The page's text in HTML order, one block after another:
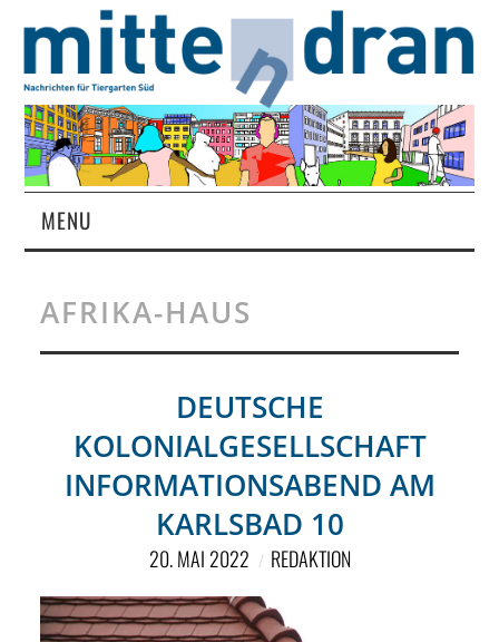
MENU
MAGAZIN
RUBRIKEN
NETZWERK
SPONSORING
KONTAKT
AFRIKA-HAUS
DEUTSCHE
KOLONIALGESELLSCHAFT
INFORMATIONSABEND AM
KARLSBAD 10
20. MAI 2022 REDAKTION